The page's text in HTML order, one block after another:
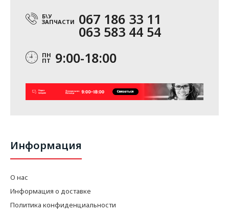
Б\У
ЗАПЧАСТИ 067 186 33 11
063 583 44 54
ПН
ПТ 9:00-18:00
Информация
О нас
Информация о доставке
Политика конфиденциальности